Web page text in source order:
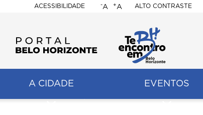
ACESSIBILIDADE
BELO
HORIZONTE
-A +A ALTO CONTRASTE
A CIDADE EVENTOS